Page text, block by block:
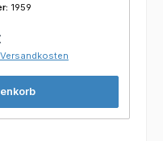
1959
Preis: